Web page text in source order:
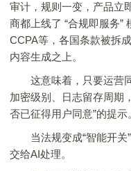
审计，规则一变，产品立
商都上线了 “合规即服务”
CCPA等，各国条款被拆
内容生成之上。
这意味着，只要运营同
加密级别、日志留存周期
否已征得用户同意”的提示
当法规变成“智能开关”
交给AI处理。